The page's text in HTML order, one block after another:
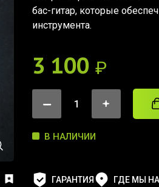
бас-гитар, которые
инструмента.
3 100 ₽
В НАЛИЧИИ
ГАРАНТИЯ ГДЕ МЫ